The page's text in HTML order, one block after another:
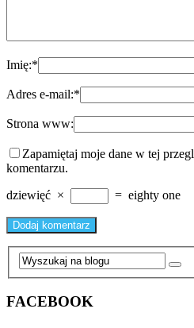
Imię:*
Adres e-mail:*
Strona www:
Zapamiętaj moje dane w tej
komentarzu.
dziewięć × = eighty one
FACEBOOK